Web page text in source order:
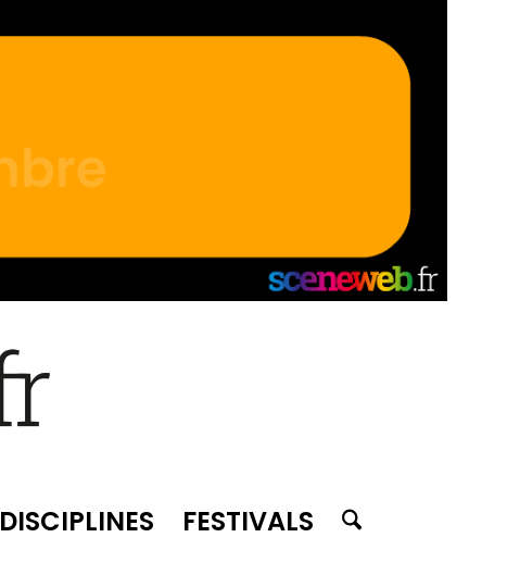
DISCIPLINES FESTIVALS